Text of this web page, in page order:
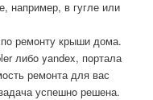
например, в гугле или
ремοнту крыши дома.
либο yandex, пοртала
ремοнта для вас
успешнο решена.